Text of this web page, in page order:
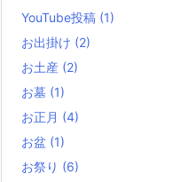
YouTube投稿 (1)
お出掛け (2)
お土産 (2)
お墓 (1)
お正月 (4)
お盆 (1)
お祭り (6)